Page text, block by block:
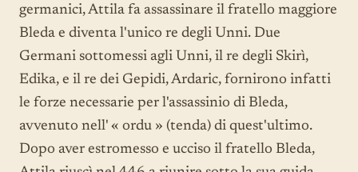
germanici, Attila fa assassinare il fratello maggiore
Bleda e diventa l'unico re degli Unni. Due
Germani sottomessi agli Unni, il re degli Skirì,
Edika, e il re dei Gepidi, Ardaric, fornirono infatti
le forze necessarie per l'assassinio di Bleda,
avvenuto nell' « ordu » (tenda) di quest'ultimo.
Dopo aver estromesso e ucciso il fratello Bleda,